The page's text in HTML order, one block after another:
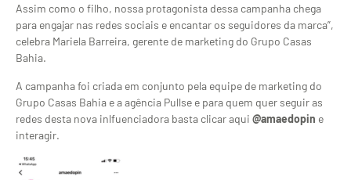
Assim como o filho, nossa protagonista dessa campanha chega
para engajar nas redes sociais e encantar os seguidores da marca”,
celebra Mariela Barreira, gerente de marketing do Grupo Casas
Bahia.
A campanha foi criada em conjunto pela equipe de marketing do
Grupo Casas Bahia e a agência Pullse e para quem quer seguir as
redes desta nova inlfuenciadora basta clicar aqui @amaedopin e
interagir.